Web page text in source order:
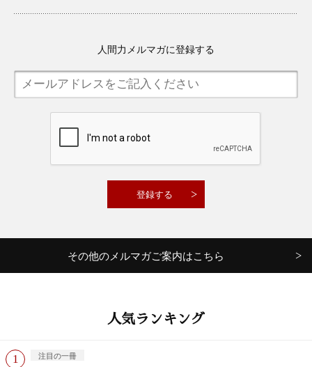
人間力メルマガに登録する
その他のメルマガご案内はこちら
人気ランキング
注目の一冊